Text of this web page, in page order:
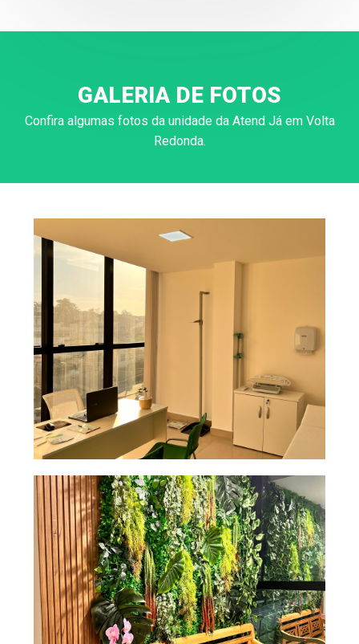
GALERIA DE FOTOS
Confira algumas fotos da unidade da Atend Já em Volta
Redonda.